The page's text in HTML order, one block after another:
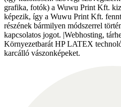
grafika, fotók) a Wuwu Print Kft.
képezik, így a Wuwu Print Kft.
részének bármilyen módszerrel
kapcsolatos jogot. |Webhosting,
Környezetbarát HP LATEX
karcálló vászonképeket.